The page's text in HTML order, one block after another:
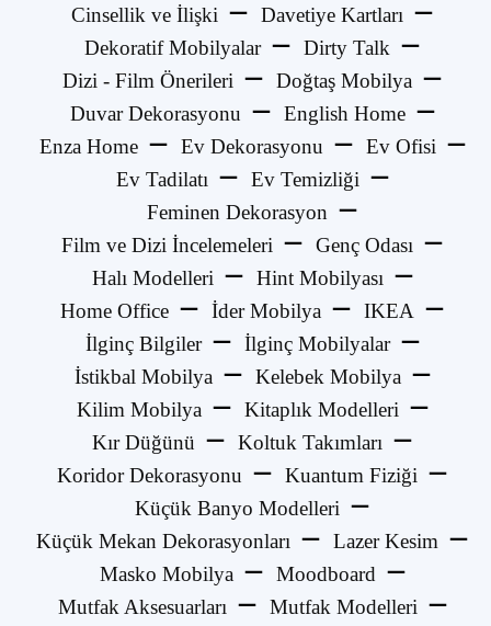
Cinsellik ve İlişki
Davetiye Kartları
Dekoratif Mobilyalar
Dirty Talk
Dizi - Film Önerileri
Doğtaş Mobilya
Duvar Dekorasyonu
English Home
Enza Home
Ev Dekorasyonu
Ev Ofisi
Ev Tadilatı
Ev Temizliği
Feminen Dekorasyon
Film ve Dizi İncelemeleri
Genç Odası
Halı Modelleri
Hint Mobilyası
Home Office
İder Mobilya
IKEA
İlginç Bilgiler
İlginç Mobilyalar
İstikbal Mobilya
Kelebek Mobilya
Kilim Mobilya
Kitaplık Modelleri
Kır Düğünü
Koltuk Takımları
Koridor Dekorasyonu
Kuantum Fiziği
Küçük Banyo Modelleri
Küçük Mekan Dekorasyonları
Lazer Kesim
Masko Mobilya
Moodboard
Mutfak Aksesuarları
Mutfak Modelleri